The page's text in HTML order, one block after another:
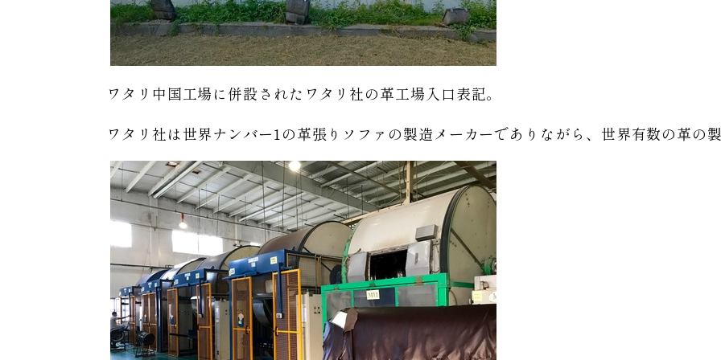
ワタリ中国工場に併設されたワタリ社の革工場入口表記。
ワタリ社は世界ナンバー1の革張りソファの製造メーカーでありながら、世界有数の革の